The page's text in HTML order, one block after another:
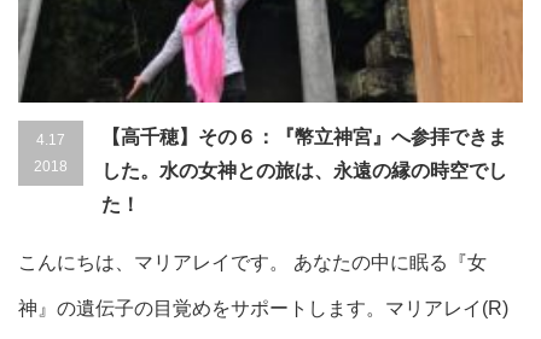
4.17
2018
【高千穂】その６：『幣立神宮』へ参拝できま
した。水の女神との旅は、永遠の縁の時空でし
た！
こんにちは、マリアレイです。 あなたの中に眠る『女
神』の遺伝子の目覚めをサポートします。マリアレイ(R)